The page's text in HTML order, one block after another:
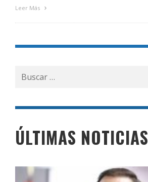
Leer Más
Buscar
por:
ÚLTIMAS NOTICIAS